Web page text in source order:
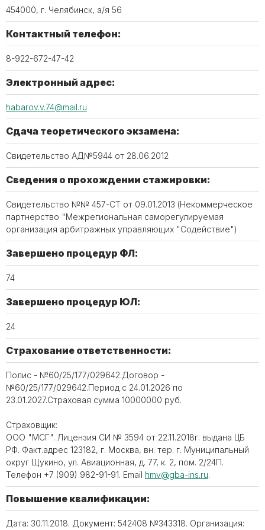
454000, г. Челябинск, а/я 56
Контактный телефон:
8-922-672-47-42
Электронный адрес:
habarov.v.74@mail.ru
Сдача теоретического экзамена:
Свидетельство АД№5944 от 28.06.2012
Сведения о прохождении стажировки:
Свидетельство №№ 457-СТ от 09.01.2013 (Некоммерческое
партнерство "Межрегиональная саморегулируемая
организация арбитражных управляющих "Содействие")
Завершено процедур ФЛ:
74
Завершено процедур ЮЛ:
24
Страхование ответственности:
Полис - №60/25/177/029642.Договор -
№60/25/177/029642.Период с 24.01.2026 по
23.01.2027.Страховая сумма 10000000 руб.
Страховщик:
ООО "МСГ". Лицензия СИ № 3594 от 22.11.2018г. выдана ЦБ
РФ. Факт.адрес 123182, г. Москва, вн. тер. г. Муниципальный
округ Щукино, ул. Авиационная, д. 77, к. 2, пом. 2/24П.
Телефон +7 (909) 982-91-91. Email hmv@gba-ins.ru.
Повышение квалификации:
Дата: 30.11.2018. Документ: 542408 №343318. Организация: